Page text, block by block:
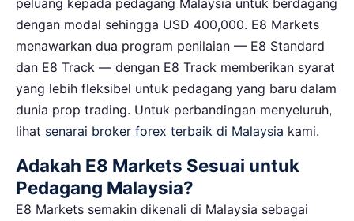
dengan modal sehingga USD 400,000. E8 Markets
menawarkan dua program penilaian — E8 Standard
dan E8 Track — dengan E8 Track memberikan syarat
yang lebih fleksibel untuk pedagang yang baru dalam
dunia prop trading. Untuk perbandingan menyeluruh,
lihat senarai broker forex terbaik di Malaysia kami.
Adakah E8 Markets Sesuai untuk
Pedagang Malaysia?
E8 Markets semakin dikenali di Malaysia sebagai